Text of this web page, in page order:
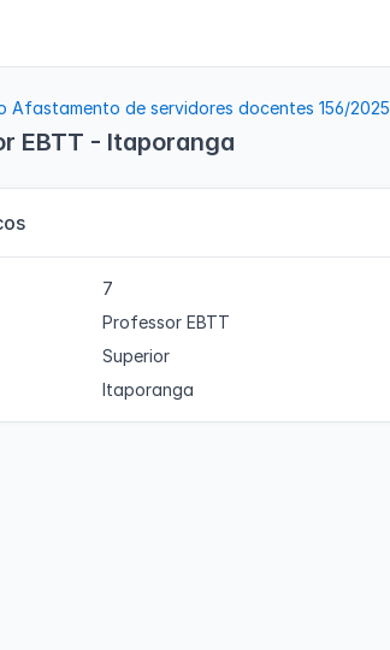
Afastamento de servidores docentes 156/2025
EBTT - Itaporanga
7
Professor EBTT
Superior
Itaporanga